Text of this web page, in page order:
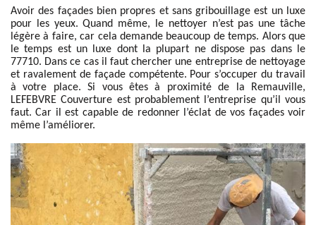
Avoir des façades bien propres et sans gribouillage est un luxe
pour les yeux. Quand même, le nettoyer n’est pas une tâche
légère à faire, car cela demande beaucoup de temps. Alors que
le temps est un luxe dont la plupart ne dispose pas dans le
77710. Dans ce cas il faut chercher une entreprise de nettoyage
et ravalement de façade compétente. Pour s’occuper du travail
à votre place. Si vous êtes à proximité de la Remauville,
LEFEBVRE Couverture est probablement l’entreprise qu’il vous
faut. Car il est capable de redonner l’éclat de vos façades voir
même l’améliorer.